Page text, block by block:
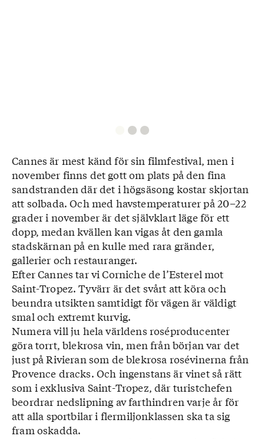
Cannes är mest känd för sin filmfestival, men i
november finns det gott om plats på den fina
sandstranden där det i högsäsong kostar skjortan
att solbada. Och med havstemperaturer på 20–22
grader i november är det självklart läge för ett
dopp, medan kvällen kan vigas åt den gamla
stadskärnan på en kulle med rara gränder,
gallerier och restauranger.
Efter Cannes tar vi Corniche de l’Esterel mot
Saint-Tropez. Tyvärr är det svårt att köra och
beundra utsikten samtidigt för vägen är väldigt
smal och extremt kurvig.
Numera vill ju hela världens roséproducenter
göra torrt, blekrosa vin, men från början var det
just på Rivieran som de blekrosa rosévinerna från
Provence dracks. Och ingenstans är vinet så rätt
som i exklusiva Saint-Tropez, där turistchefen
beordrar nedslipning av farthindren varje år för
att alla sportbilar i flermiljonklassen ska ta sig
fram oskadda.